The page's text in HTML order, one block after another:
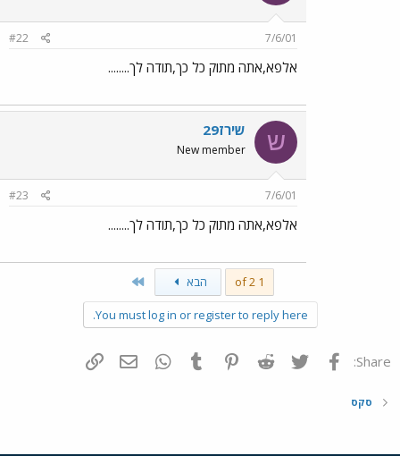
7/6/01
#22
אלפא,אתה מתוק כל כך,תודה לך........
ש שירז29
New member
7/6/01
#23
אלפא,אתה מתוק כל כך,תודה לך........
1 of 2 הבא
You must log in or register to reply here.
Share: פייסבוק Twitter
Reddit
Pinterest
Tumblr
WhatsAppדואר אלקטרוני
סקס